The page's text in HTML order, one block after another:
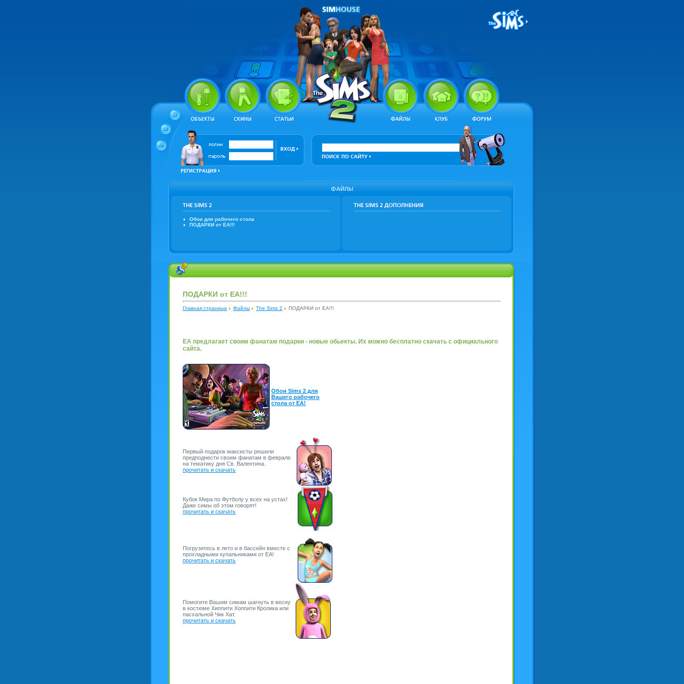
Обои для рабочего стола
ПОДАРКИ от EA!!!
ПОДАРКИ от EA!!!
Главная страница Файлы The Sims 2 ПОДАРКИ от EA!!!
EA предлагает своим фанатам подарки - новые обьекты. Их можно бесплатно скачать с официального
сайта.
Обои Sims 2 для
Вашего рабочего
стола от EA!
Первый подарок максисты решили
предподнести своим фанатам в феврале
на тематику дня Св. Валентина.
прочитать и скачать
Кубок Мира по Футболу у всех на устах!
Даже симы об этом говорят!
прочитать и скачать
Погрузитесь в лето и в бассейн вместе с
прохладными купальниками от EA!
прочитать и скачать
Помогите Вашим симам шагнуть в весну
в костюме Хиппити Хоппити Кролика или
пасхальной Чик Хат.
прочитать и скачать